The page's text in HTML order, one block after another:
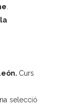
Curs
selecció